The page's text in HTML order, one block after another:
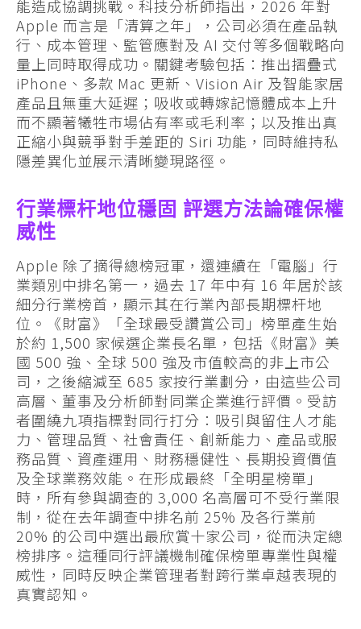
能造成協調挑戰。科技分析師指出，2026 年對
Apple 而言是「清算之年」，公司必須在產品執
行、成本管理、監管應對及 AI 交付等多個戰略向
量上同時取得成功。關鍵考驗包括：推出摺疊式
iPhone、多款 Mac 更新、Vision Air 及智能家居
產品且無重大延遲；吸收或轉嫁記憶體成本上升
而不顯著犧牲市場佔有率或毛利率；以及推出真
正縮小與競爭對手差距的 Siri 功能，同時維持私
隱差異化並展示清晰變現路徑。
行業標杆地位穩固 評選方法論確保權
威性
Apple 除了摘得總榜冠軍，還連續在「電腦」行
業類別中排名第一，過去 17 年中有 16 年居於該
細分行業榜首，顯示其在行業內部長期標杆地
位。《財富》「全球最受讚賞公司」榜單產生始
於約 1,500 家候選企業長名單，包括《財富》美
國 500 強、全球 500 強及市值較高的非上市公
司，之後縮減至 685 家按行業劃分，由這些公司
高層、董事及分析師對同業企業進行評價。受訪
者圍繞九項指標對同行打分：吸引與留住人才能
力、管理品質、社會責任、創新能力、產品或服
務品質、資產運用、財務穩健性、長期投資價值
及全球業務效能。在形成最終「全明星榜單」
時，所有參與調查的 3,000 名高層可不受行業限
制，從在去年調查中排名前 25% 及各行業前
20% 的公司中選出最欣賞十家公司，從而決定總
榜排序。這種同行評議機制確保榜單專業性與權
威性，同時反映企業管理者對跨行業卓越表現的
真實認知。